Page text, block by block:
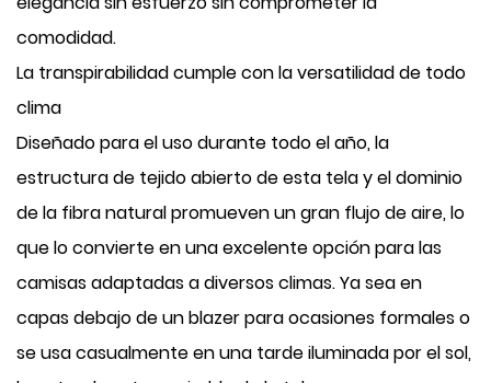
comodidad.
La transpirabilidad cumple con la versatilidad de todo
clima
Diseñado para el uso durante todo el año, la
estructura de tejido abierto de esta tela y el dominio
de la fibra natural promueven un gran flujo de aire, lo
que lo convierte en una excelente opción para las
camisas adaptadas a diversos climas. Ya sea en
capas debajo de un blazer para ocasiones formales o
se usa casualmente en una tarde iluminada por el sol,